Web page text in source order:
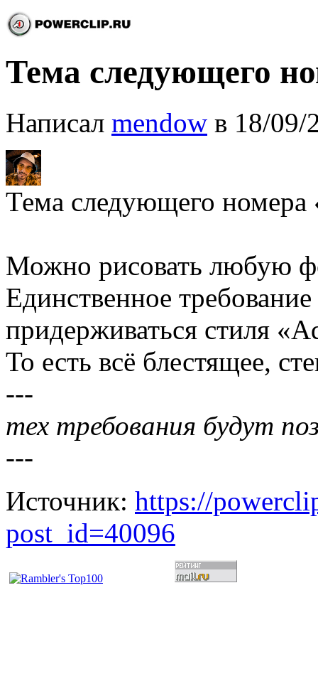
Тема следующего
Написал mendow в 18/09/
Тема следующего номера
Можно рисовать любую
Единственное
придерживаться стиля
То есть всё блестящее,
---
тех требования будут
---
Источник: https://
post_id=40096